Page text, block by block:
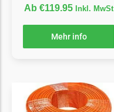
LUX-Tools
Mammotion
Ab €119.95 Inkl. MwSt
Mehr info